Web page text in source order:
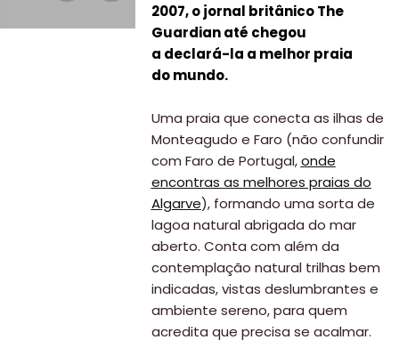
2007, o jornal britânico The
Guardian até chegou
a declará-la a melhor praia
do mundo.
Uma praia que conecta as ilhas de
Monteagudo e Faro (não confundir
com Faro de Portugal,onde
encontras as melhores praias do
Algarve), formando uma sorta de
lagoa natural abrigada do mar
aberto. Conta com além da
contemplação natural trilhas bem
indicadas, vistas deslumbrantes e
ambiente sereno, para quem
acredita que precisa se acalmar.